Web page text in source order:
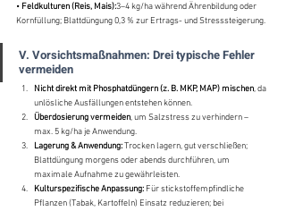
• Feldkulturen (Reis, Mais):3–4 kg/ha während Ährenbildung oder
Kornfüllung; Blattdüngung 0,3 % zur Ertrags- und Stresssteigerung.
V. Vorsichtsmaßnahmen: Drei typische Fehler
vermeiden
Nicht direkt mit Phosphatdüngern (z. B. MKP, MAP) mischen, da
unlösliche Ausfällungen entstehen können.
Überdosierung vermeiden, um Salzstress zu verhindern –
max. 5 kg/ha je Anwendung.
Lagerung & Anwendung: Trocken lagern, gut verschließen;
Blattdüngung morgens oder abends durchführen, um
maximale Aufnahme zu gewährleisten.
Kulturspezifische Anpassung: Für stickstoffempfindliche
Pflanzen (Tabak, Kartoffeln) Einsatz reduzieren; bei